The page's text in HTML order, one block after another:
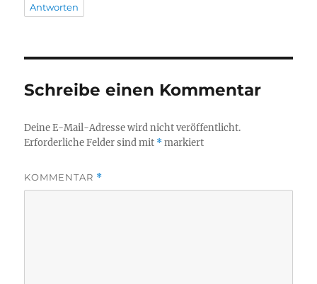
Antworten
Schreibe einen Kommentar
Deine E-Mail-Adresse wird nicht veröffentlicht.
Erforderliche Felder sind mit *markiert
KOMMENTAR *